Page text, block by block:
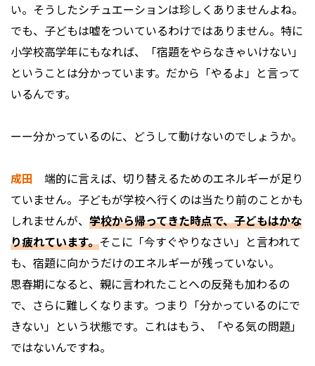
い。そうしたシチュエーションは珍しくありませんよね。
でも、子どもは嘘をついているわけではありません。特に
小学校高学年にもなれば、「宿題をやらなきゃいけない」
ということは分かっています。だから「やるよ」と言って
いるんです。
ーー分かっているのに、どうして動けないのでしょうか。
成田 端的に言えば、切り替えるためのエネルギーが足り
ていません。子どもが学校へ行くのは当たり前のことかも
しれませんが、 学校から帰ってきた時点で、子どもはかな
り疲れています。そこに「今すぐやりなさい」と言われて
も、宿題に向かうだけのエネルギーが残っていない。
思春期になると、親に言われたことへの反発も加わるの
で、さらに難しくなります。つまり「分かっているのにで
きない」という状態です。これはもう、「やる気の問題」
ではないんですね。